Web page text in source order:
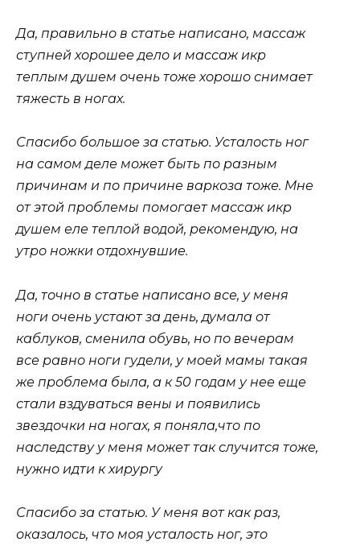
Да, правильно в статье написано, массаж
ступней хорошее дело и массаж икр
теплым душем очень тоже хорошо снимает
тяжесть в ногах.
Спасибо большое за статью. Усталость ног
на самом деле может быть по разным
причинам и по причине варкоза тоже. Мне
от этой проблемы помогает массаж икр
душем еле теплой водой, рекомендую, на
утро ножки отдохнувшие.
Да, точно в статье написано все, у меня
ноги очень устают за день, думала от
каблуков, сменила обувь, но по вечерам
все равно ноги гудели, у моей мамы такая
же проблема была, а к 50 годам у нее еще
стали вздуваться вены и появились
звездочки на ногах, я поняла,что по
наследству у меня может так случится тоже,
нужно идти к хирургу
Спасибо за статью. У меня вот как раз,
оказалось, что моя усталость ног, это